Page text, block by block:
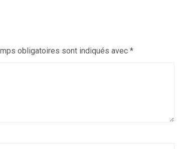
obligatoires sont indiqués avec *